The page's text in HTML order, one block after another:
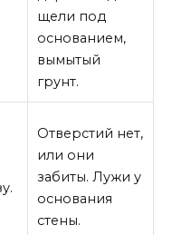
щели под
основанием,
вымытый
грунт.
Отверстий нет,
или они
забиты. Лужи у
основания
стены.